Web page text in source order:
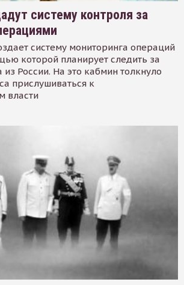
систему контроля за
систему мониторинга операций
которой планирует следить за
из России. На это кабмин толкнуло
прислушиваться к
власти